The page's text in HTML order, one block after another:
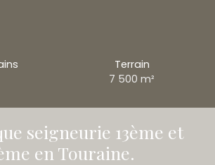
Terrain
7 500m²
seigneurie 13ème et
en Touraine.